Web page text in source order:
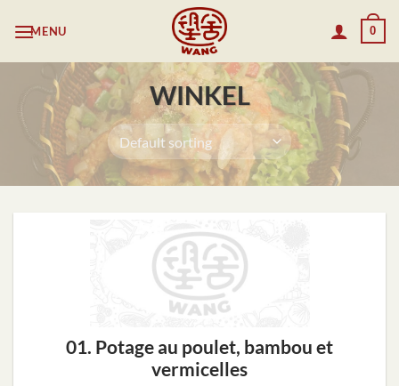
MENU 0
WINKEL
01. Potage au poulet, bambou et
vermicelles